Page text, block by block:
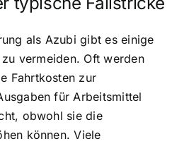
als Azubi gibt es einige
vermeiden. Oft werden
Fahrtkosten zur
für Arbeitsmittel
obwohl sie die
können. Viele